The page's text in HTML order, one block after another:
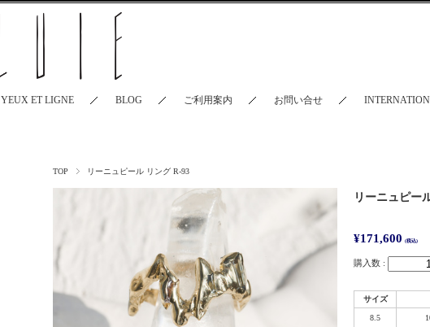
YEUX ET LIGNE BLOG ご利用案内 お問い合せ
TOP リーニュピール リング R-93
リーニュピー
¥171,600 (税込)
購入数 :
サイズ
8.5